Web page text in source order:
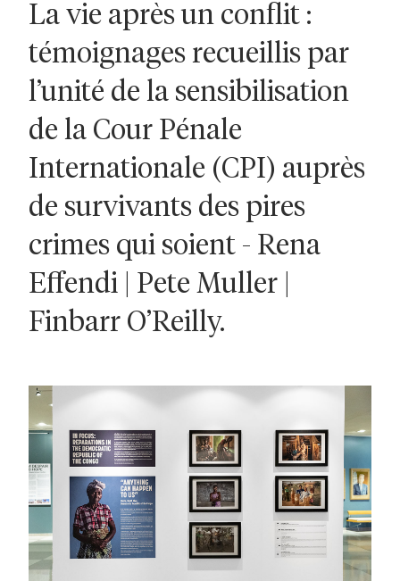
La vie après un conflit :
témoignages recueillis par
l’unité de la sensibilisation
de la Cour Pénale
Internationale (CPI) auprès
de survivants des pires
crimes qui soient - Rena
Effendi | Pete Muller |
Finbarr O’Reilly.